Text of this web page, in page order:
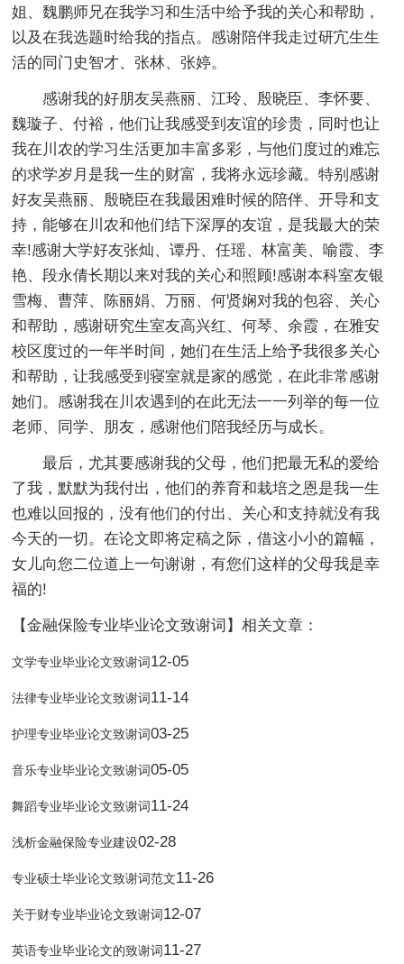
姐、魏鹏师兄在我学习和生活中给予我的关心和帮助，
以及在我选题时给我的指点。感谢陪伴我走过研宂生生
活的同门史智才、张林、张婷。
感谢我的好朋友吴燕丽、江玲、殷晓臣、李怀要、
魏璇子、付裕，他们让我感受到友谊的珍贵，同时也让
我在川农的学习生活更加丰富多彩，与他们度过的难忘
的求学岁月是我一生的财富，我将永远珍藏。特别感谢
好友吴燕丽、殷晓臣在我最困难时候的陪伴、开导和支
持，能够在川农和他们结下深厚的友谊，是我最大的荣
幸!感谢大学好友张灿、谭丹、任瑶、林富美、喻霞、李
艳、段永倩长期以来对我的关心和照顾!感谢本科室友银
雪梅、曹萍、陈丽娟、万丽、何贤娴对我的包容、关心
和帮助，感谢研究生室友高兴红、何琴、余霞，在雅安
校区度过的一年半时间，她们在生活上给予我很多关心
和帮助，让我感受到寝室就是家的感觉，在此非常感谢
她们。感谢我在川农遇到的在此无法一一列举的每一位
老师、同学、朋友，感谢他们陪我经历与成长。
最后，尤其要感谢我的父母，他们把最无私的爱给
了我，默默为我付出，他们的养育和栽培之恩是我一生
也难以回报的，没有他们的付出、关心和支持就没有我
今天的一切。在论文即将定稿之际，借这小小的篇幅，
女儿向您二位道上一句谢谢，有您们这样的父母我是幸
福的!
【金融保险专业毕业论文致谢词】相关文章：
文学专业毕业论文致谢词12-05
法律专业毕业论文致谢词11-14
护理专业毕业论文致谢词03-25
音乐专业毕业论文致谢词05-05
舞蹈专业毕业论文致谢词11-24
浅析金融保险专业建设02-28
专业硕士毕业论文致谢词范文11-26
关于财专业毕业论文致谢词12-07
英语专业毕业论文的致谢词11-27